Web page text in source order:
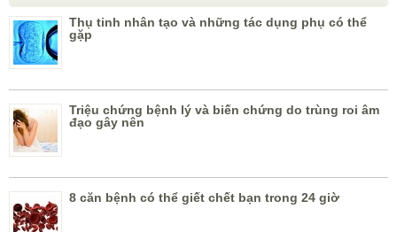
Thụ tinh nhân tạo và những tác dụng phụ có thể
gặp
Triệu chứng bệnh lý và biến chứng do trùng roi âm
đạo gây nên
8 căn bệnh có thể giết chết bạn trong 24 giờ